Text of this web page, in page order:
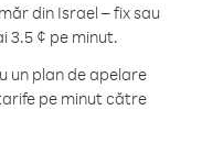
din Israel – fix sau
3.5 ¢ pe minut.
un plan de apelare
pe minut către